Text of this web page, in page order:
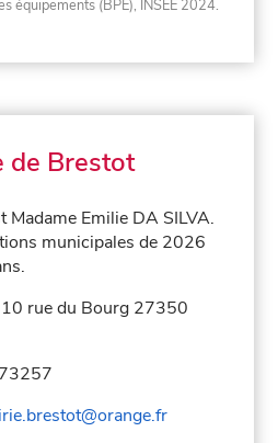
équipements (BPE), INSEE 2024.
de Brestot
Madame Emilie DA SILVA.
municipales de 2026
rue du Bourg 27350